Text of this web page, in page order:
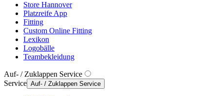
Store Hannover
Platzreife App
Fitting
Custom Online Fitting
Lexikon
Logobälle
Teambekleidung
Auf- / Zuklappen Service
Service Auf- / Zuklappen Service